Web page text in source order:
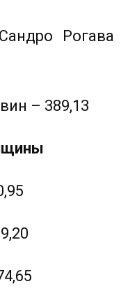
Рогава
– 389,13